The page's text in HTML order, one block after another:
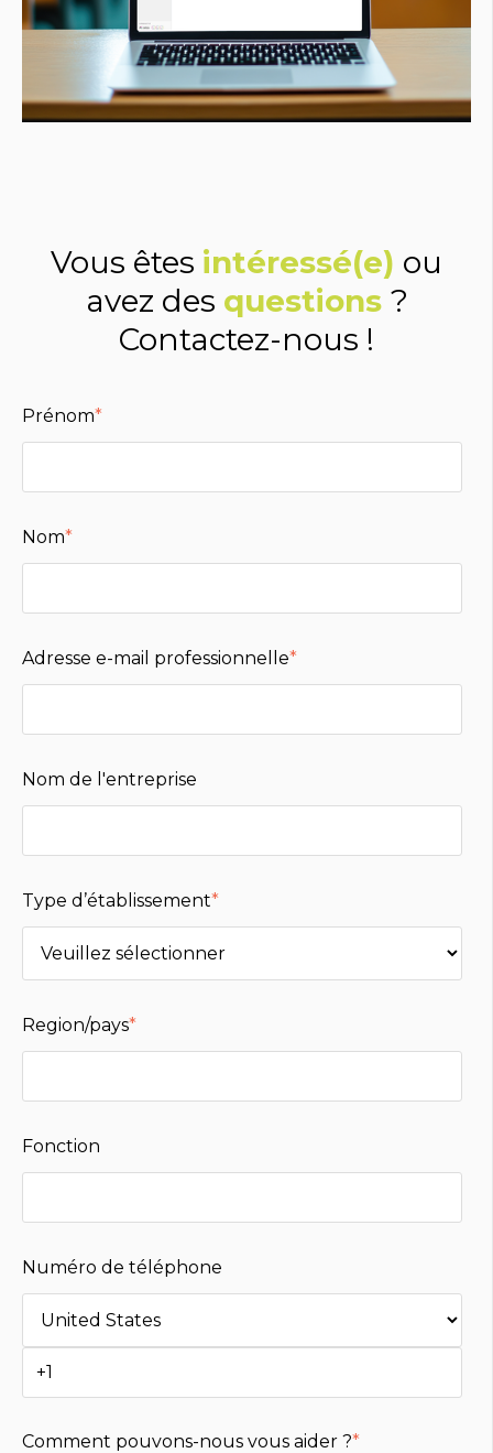
Vous êtes intéressé(e) ou
avez des questions ?
Contactez-nous !
Prénom*
Nom*
Adresse e-mail professionnelle*
Nom de l'entreprise
Type d’établissement*
Region/pays*
Fonction
Numéro de téléphone
Comment pouvons-nous vous aider ?*